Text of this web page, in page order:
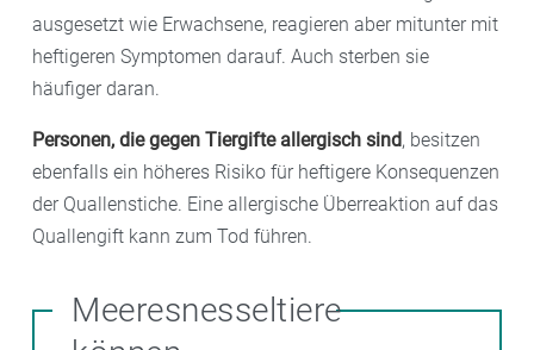
ausgesetzt wie Erwachsene, reagieren aber mitunter mit
heftigeren Symptomen darauf. Auch sterben sie
häufiger daran.
Personen, die gegen Tiergifte allergisch sind, besitzen
ebenfalls ein höheres Risiko für heftigere Konsequenzen
der Quallenstiche. Eine allergische Überreaktion auf das
Quallengift kann zum Tod führen.
Meeresnesseltiere